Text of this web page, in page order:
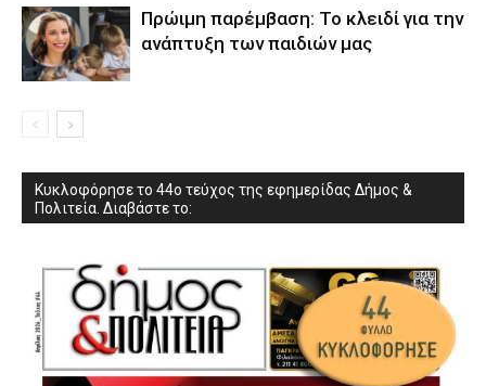
Πρώιμη παρέμβαση: Το κλειδί για την
ανάπτυξη των παιδιών µας
Κυκλοφόρησε το 44ο τεύχος της εφημερίδας Δήμος &
Πολιτεία. Διαβάστε το: